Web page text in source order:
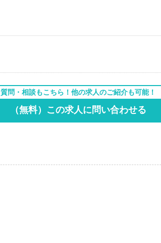
質問・相談もこちら！他の求人のご紹介も可能！
（無料）この求人に問い合わせる